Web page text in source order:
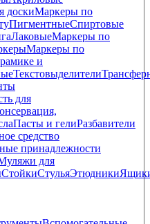
доскиМаркеры по
ПигментныеCпиртовые
ЛаковыеМаркеры по
Маркеры по
и
Текстовыделители
для
Пасты и гелиРазбавители
средство
принадлежности
для
СтойкиСтульяЭтюдники